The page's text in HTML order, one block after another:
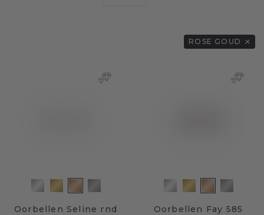
ROSE GOUD
Oorbellen Seline rnd
Oorbellen Fay 585